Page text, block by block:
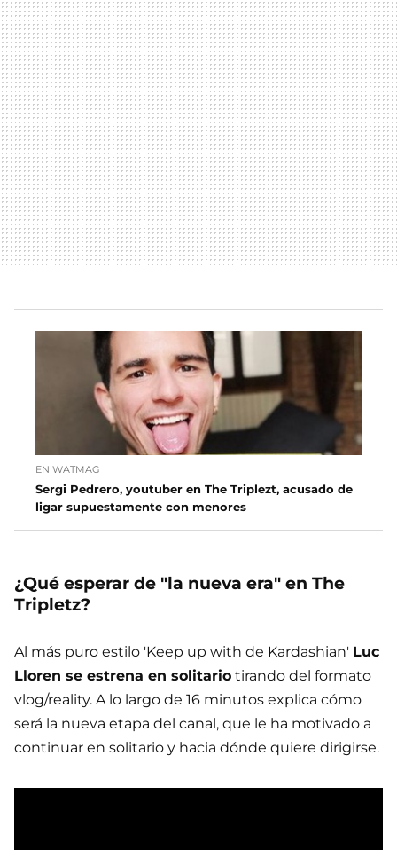
EN WATMAG
Sergi Pedrero, youtuber en The Triplezt, acusado de
ligar supuestamente con menores
¿Qué esperar de "la nueva era" en The
Tripletz?
Al más puro estilo 'Keep up with de Kardashian' Luc
Lloren se estrena en solitario tirando del formato
vlog/reality. A lo largo de 16 minutos explica cómo
será la nueva etapa del canal, que le ha motivado a
continuar en solitario y hacia dónde quiere dirigirse.